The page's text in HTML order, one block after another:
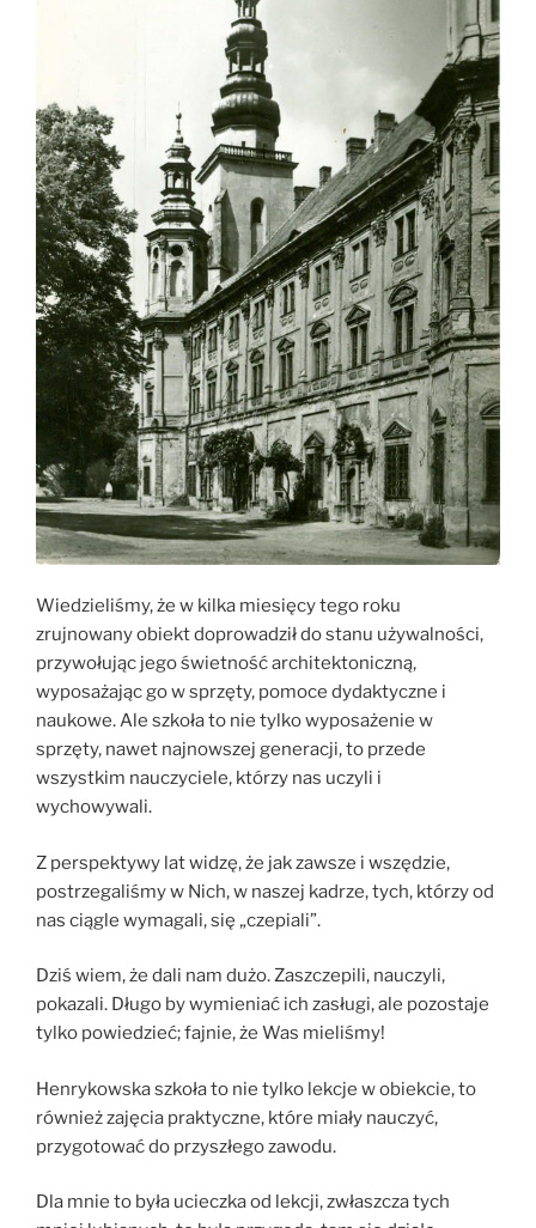
Wiedzieliśmy, że w kilka miesięcy tego roku
zrujnowany obiekt doprowadził do stanu używalności,
przywołując jego świetność architektoniczną,
wyposażając go w sprzęty, pomoce dydaktyczne i
naukowe. Ale szkoła to nie tylko wyposażenie w
sprzęty, nawet najnowszej generacji, to przede
wszystkim nauczyciele, którzy nas uczyli i
wychowywali.
Z perspektywy lat widzę, że jak zawsze i wszędzie,
postrzegaliśmy w Nich, w naszej kadrze, tych, którzy od
nas ciągle wymagali, się „czepiali”.
Dziś wiem, że dali nam dużo. Zaszczepili, nauczyli,
pokazali. Długo by wymieniać ich zasługi, ale pozostaje
tylko powiedzieć; fajnie, że Was mieliśmy!
Henrykowska szkoła to nie tylko lekcje w obiekcie, to
również zajęcia praktyczne, które miały nauczyć,
przygotować do przyszłego zawodu.
Dla mnie to była ucieczka od lekcji, zwłaszcza tych